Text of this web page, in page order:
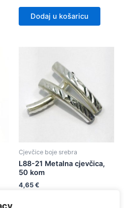
Dodaj u košaricu
Cjevčice boje srebra
L88-21 Metalna cjevčica,
50 kom
4,65€